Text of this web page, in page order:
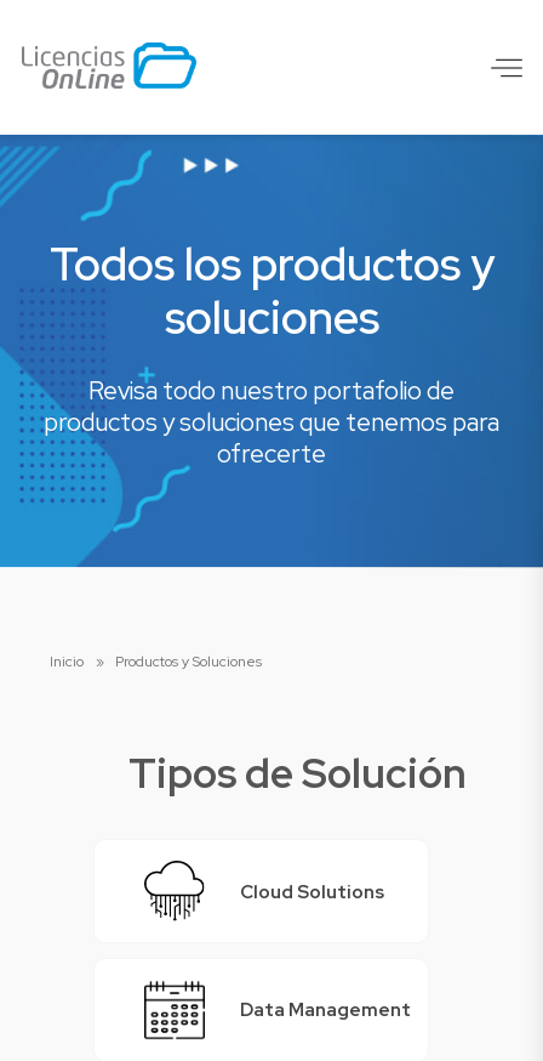
Todos los productos y
soluciones
Revisa todo nuestro portafolio de
productos y soluciones que tenemos para
ofrecerte
Inicio » Productos y Soluciones
Tipos de Solución
Cloud Solutions
Data Management